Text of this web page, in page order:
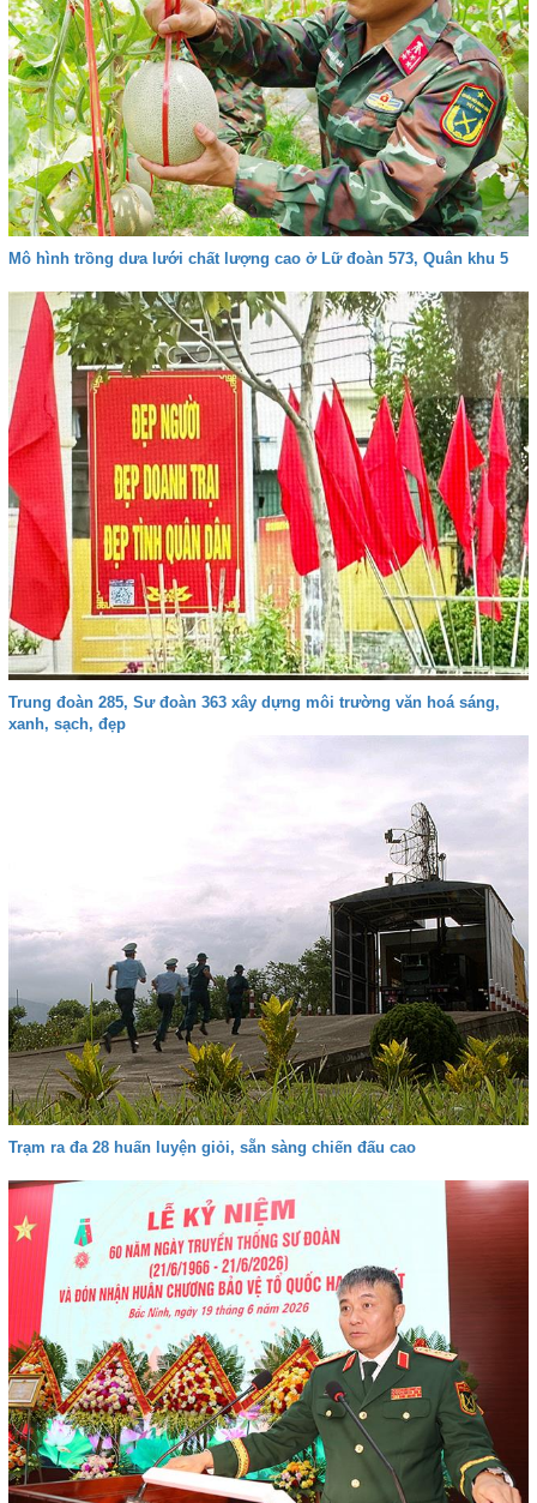
Mô hình trồng dưa lưới chất lượng cao ở Lữ đoàn 573, Quân khu 5
Trung đoàn 285, Sư đoàn 363 xây dựng môi trường văn hoá sáng,
xanh, sạch, đẹp
Trạm ra đa 28 huấn luyện giỏi, sẵn sàng chiến đấu cao